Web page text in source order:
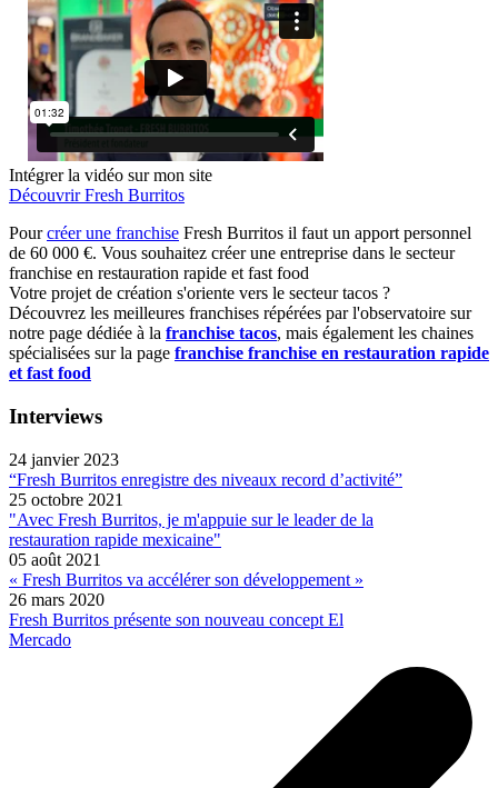
Intégrer la vidéo sur mon site
Découvrir Fresh Burritos
Pourcréer une franchise Fresh Burritos il faut un apport personnel
de 60 000 €. Vous souhaitez créer une entreprise dans le secteur
franchise en restauration rapide et fast food
Votre projet de création s'oriente vers le secteur tacos ?
Découvrez les meilleures franchises répérées par l'observatoire sur
notre page dédiée à la franchise tacos, mais également les chaines
spécialisées sur la page franchise franchise en restauration rapide
et fast food
Interviews
24 janvier 2023
“Fresh Burritos enregistre des niveaux record d’activité”
25 octobre 2021
"Avec Fresh Burritos, je m'appuie sur le leader de la
restauration rapide mexicaine"
05 août 2021
« Fresh Burritos va accélérer son développement »
26 mars 2020
Fresh Burritos présente son nouveau concept El
Mercado